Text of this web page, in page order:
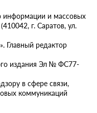
информации и массовых
г. Саратов, ул.
Главный редактор
издания Эл № ФС77-
в сфере связи,
коммуникаций